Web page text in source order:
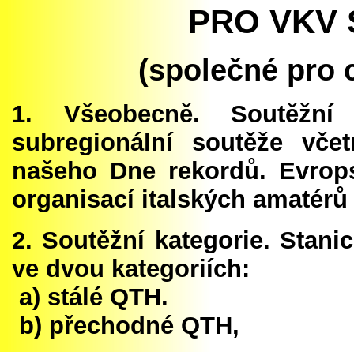
PRO VKV
(společné pro
1. Všeobecně.
subregionální soutěže
našeho Dne rekordů.
organisací italských amatérů
2. Soutěžní kategorie.
ve dvou kategoriích:
a) stálé QTH.
b) přechodné QTH,